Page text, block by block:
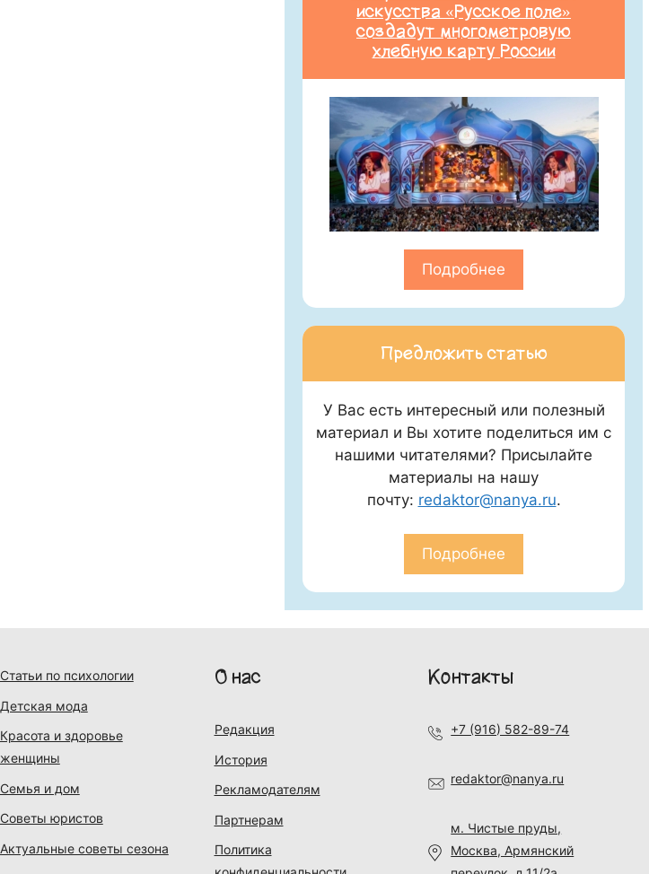
искусства «Русское поле»
создадут многометровую
хлебную карту России
Подробнее
Предложить статью
У Вас есть интересный или полезный
материал и Вы хотите поделиться им с
нашими читателями? Присылайте
материалы на нашу
почту: redaktor@nanya.ru.
Подробнее
Статьи по психологии
Детская мода
Красота и здоровье
женщины
Семья и дом
Советы юристов
Актуальные советы сезона
О нас
Редакция
История
Рекламодателям
Партнерам
Политика
Контакты
+7 (916) 582-89-74
redaktor@nanya.ru
м. Чистые пруды,
Москва, Армянский